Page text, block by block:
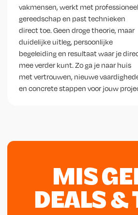
vakmensen, werkt met professioneel
gereedschap en past technieken
direct toe. Geen droge theorie, maar
duidelijke uitleg, persoonlijke
begeleiding en resultaat waar je
mee verder kunt. Zo ga je naar huis
met vertrouwen, nieuwe
en concrete stappen voor jouw
MIS
DEALS &